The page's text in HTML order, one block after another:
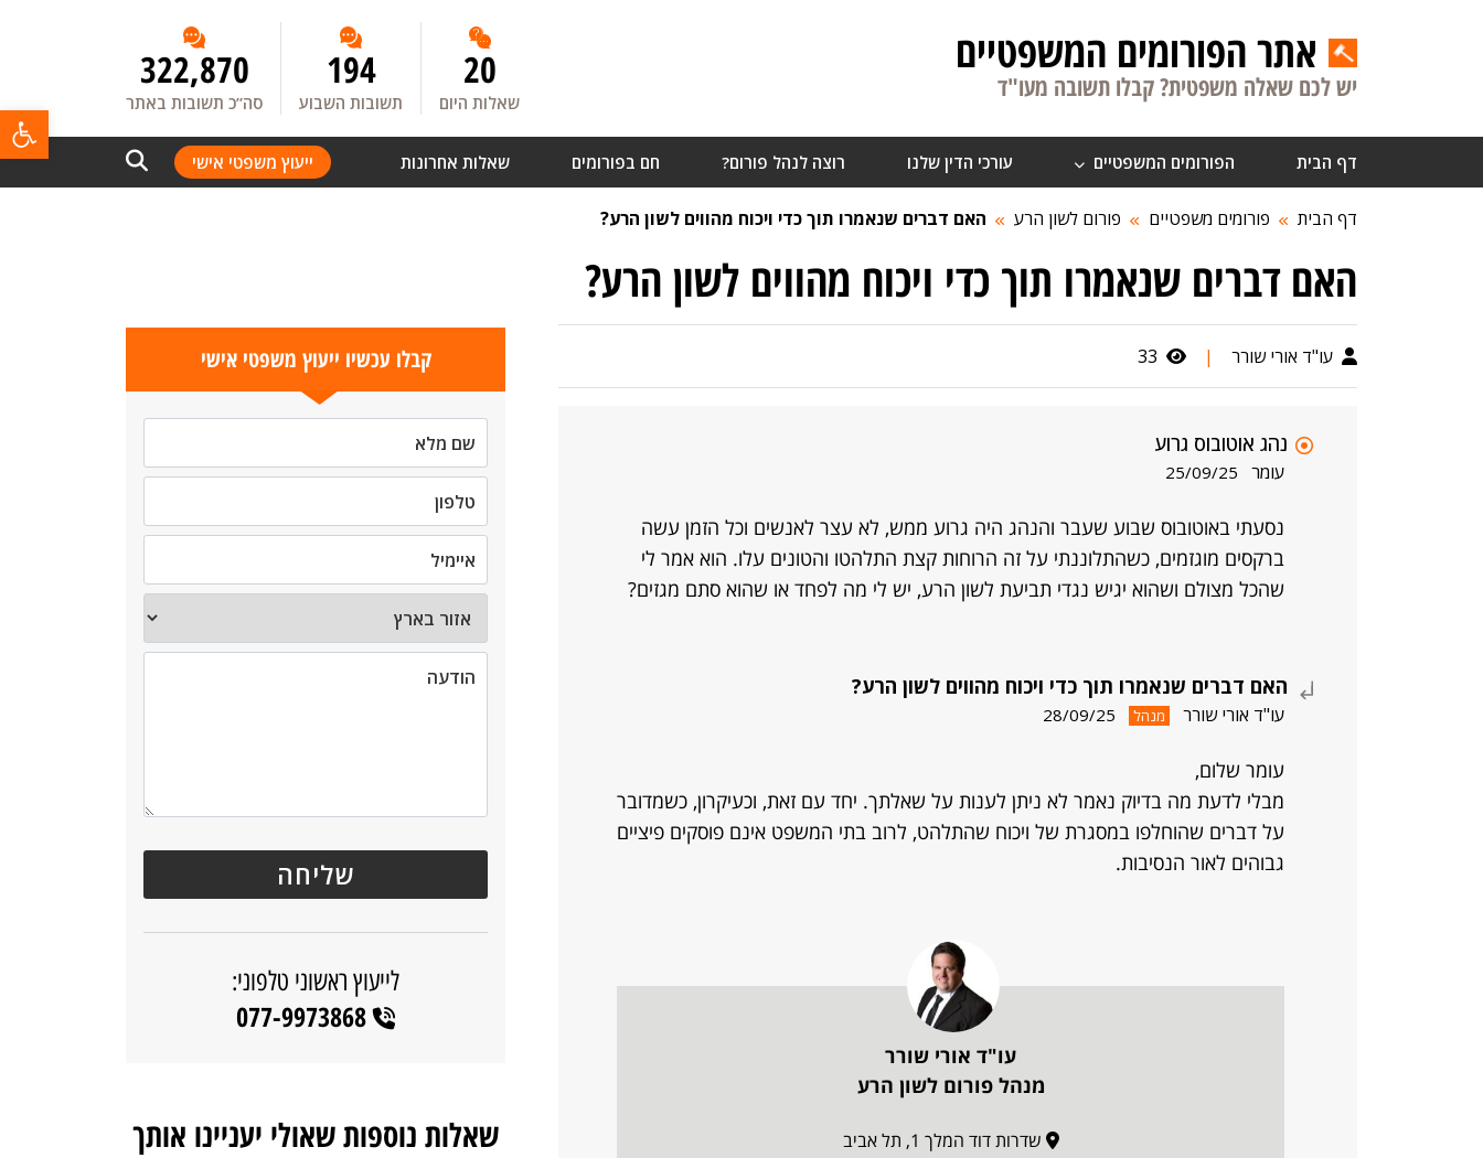
אתר הפורומים המשפטיים
יש לכם שאלה משפטית? קבלו תשובה מעו"ד 20
שאלות היום
194
תשובות השבוע
322,870
סה”כ תשובות באתר
דף הבית הפורומים המשפטיים עורכי הדין שלנו רוצה לנהל פורום? חם בפורומים שאלות אחרונות ייעוץ משפטי אישי
דף הבית פורומים משפטיים פורום לשון הרע האם דברים שנאמרו תוך כדי ויכוח מהווים לשון הרע?
האם דברים שנאמרו תוך כדי ויכוח מהווים לשון הרע?
עו"ד אורי שורר |
33
נהג אוטובוס גרוע
עומר 25/09/25
נסעתי באוטובוס שבוע שעבר והנהג היה גרוע ממש, לא עצר לאנשים וכל הזמן עשה
ברקסים מוגזמים, כשהתלוננתי על זה הרוחות קצת התלהטו והטונים עלו. הוא אמר לי
שהכל מצולם ושהוא יגיש נגדי תביעת לשון הרע, יש לי מה לפחד או שהוא סתם מגזים?
האם דברים שנאמרו תוך כדי ויכוח מהווים לשון הרע?
עו"ד אורי שורר מנהל 28/09/25
עומר שלום,
מבלי לדעת מה בדיוק נאמר לא ניתן לענות על שאלתך. יחד עם זאת, וכעיקרון, כשמדובר
על דברים שהוחלפו במסגרת של ויכוח שהתלהט, לרוב בתי המשפט אינם פוסקים פיציים
גבוהים לאור הנסיבות.
עו"ד אורי שורר
מנהל פורום לשון הרע
שדרות דוד המלך 1, תל אביב
קבלו עכשיו ייעוץ משפטי אישי
לייעוץ ראשוני טלפוני:
077-9973868
שאלות נוספות שאולי יעניינו אותך